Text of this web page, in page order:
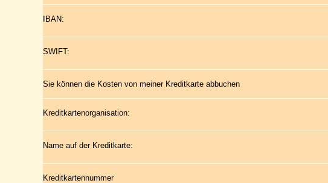
IBAN:
SWIFT:
Sie können die Kosten von meiner Kreditkarte abbuchen
Kreditkartenorganisation:
Name auf der Kreditkarte:
Kreditkartennummer